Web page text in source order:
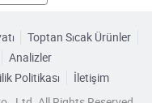
Fabrikalar
Toptan Sıcak Ürünler
Analizler
Politikası
İletişim